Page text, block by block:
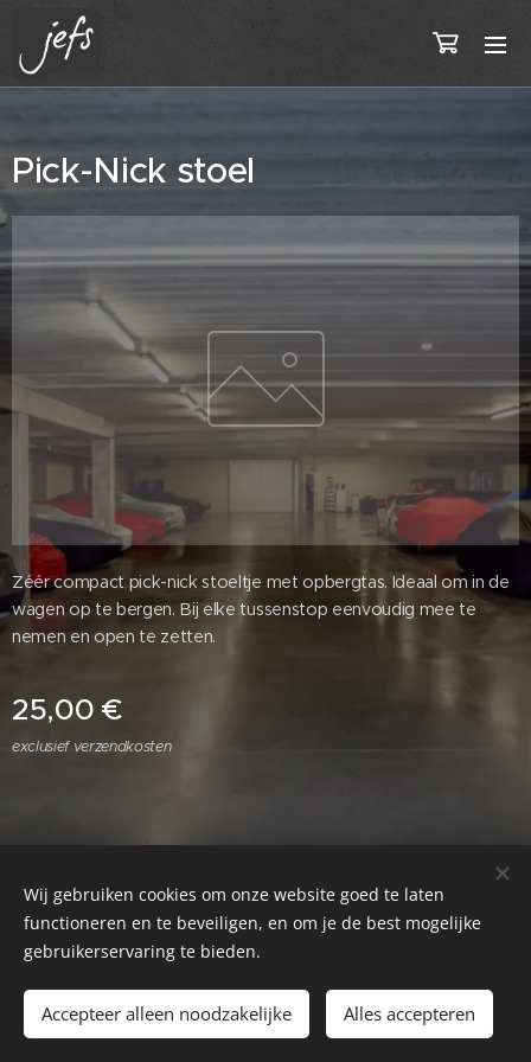
Pick-Nick stoel
Zéér compact pick-nick stoeltje met opbergtas. Ideaal om in de
wagen op te bergen. Bij elke tussenstop eenvoudig mee te
nemen en open te zetten.
25,00 €
exclusief verzendkosten
Toevoegen aan de winkelwagen
Cookies
Wij gebruiken cookies om onze website goed te laten
functioneren en te beveiligen, en om je de best mogelijke
gebruikerservaring te bieden.
Accepteer alleen noodzakelijke Alles accepteren